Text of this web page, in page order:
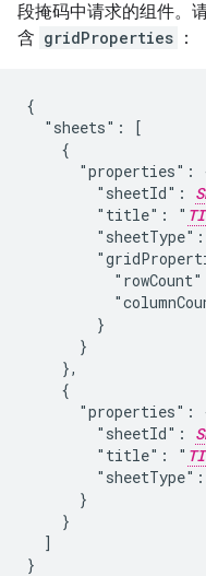
段掩码中请求的组件。
含 gridProperties ：
{
  "sheets": [
    {
"properties":
        "sheetId":
        "title": "
        }
      }
    },
    {
"properties":
        "sheetId":
        "title": "
      }
    }
  ]
}